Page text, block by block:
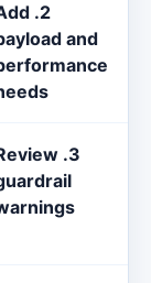
Add
payload and
needs
Review
guardrail
warnings